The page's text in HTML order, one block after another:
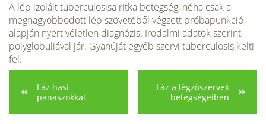
A lép izolált tuberculosisa ritka betegség, néha csak a
megnagyobbodott lép szövetéből végzett próbapunkció
alapján nyert véletlen diagnózis. Irodalmi adatok szerint
polyglobuliával jár. Gyanúját egyéb szervi tuberculosis kelti
fel.
Láz hasi
panaszokkal
Láz a légzőszervek
betegségeiben